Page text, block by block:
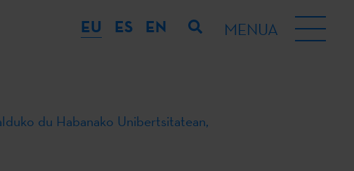
EU ES EN MENUA
du Habanako Unibertsitatean,